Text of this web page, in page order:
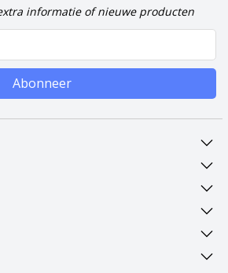
informatie of nieuwe producten
Abonneer